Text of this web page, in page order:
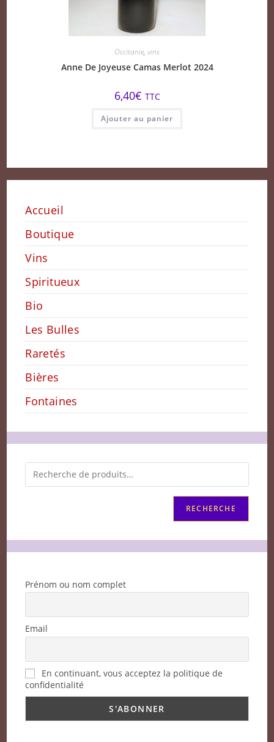
Occitanie, vins
Anne De Joyeuse Camas Merlot 2024
6,40€ TTC
Ajouter au panier
Accueil
Boutique
Vins
Spiritueux
Bio
Les Bulles
Raretés
Bières
Fontaines
RECHERCHE
Prénom ou nom complet
Email
En continuant, vous acceptez la politique de
confidentialité